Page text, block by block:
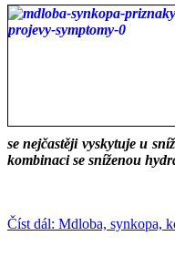
se nejčastěji vyskytuje u
kombinaci se sníženou
Číst dál: Mdloba, synkopa,